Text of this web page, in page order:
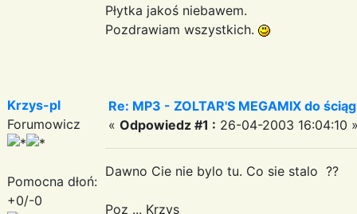
Płytka jakoś niebawem.
Pozdrawiam wszystkich.
Krzys-pl
Forumowicz
Pomocna dłoń:
+0/-0
Re: MP3 - ZOLTAR'S MEGAMIX do
« Odpowiedz #1 : 26-04-2003 16:04:10
Dawno Cie nie bylo tu. Co sie stalo ??
Poz ... Krzys